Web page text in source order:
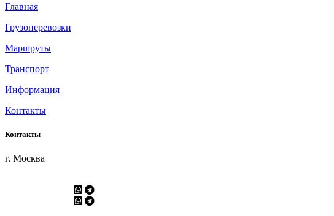
Главная
Грузоперевозки
Маршруты
Транспорт
Информация
Контакты
Контакты
г. Москва